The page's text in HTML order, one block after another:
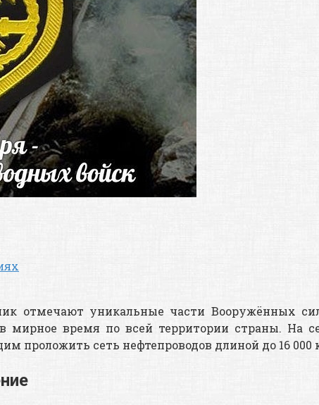
отмечают уникальные части Вооружённых
мирное время по всей территории страны. На
проложить сеть нефтепроводов длиной до 16 000